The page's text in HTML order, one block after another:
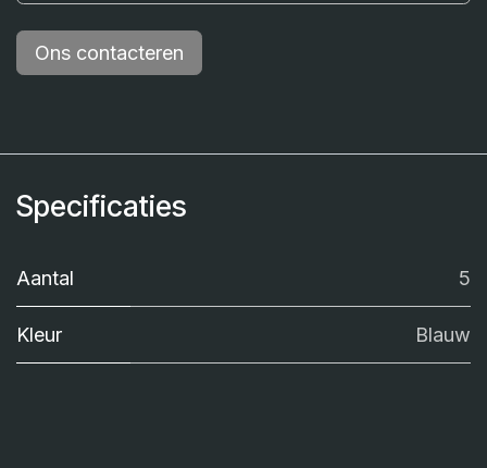
Ons contacteren
Specificaties
Aantal 5
Kleur Blauw